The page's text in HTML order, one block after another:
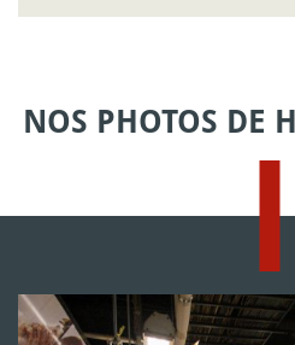
NOS PHOTOS DE